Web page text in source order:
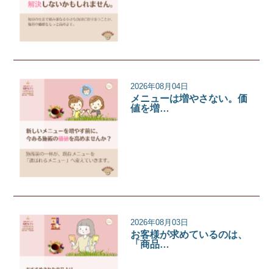
2026年08月04日
メニューは増やさない。価
値を増…
2026年08月03日
お客様が求めているのは、
「商品…